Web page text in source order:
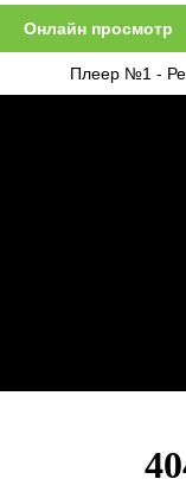
Онлайн просмотр
Плеер №1 -